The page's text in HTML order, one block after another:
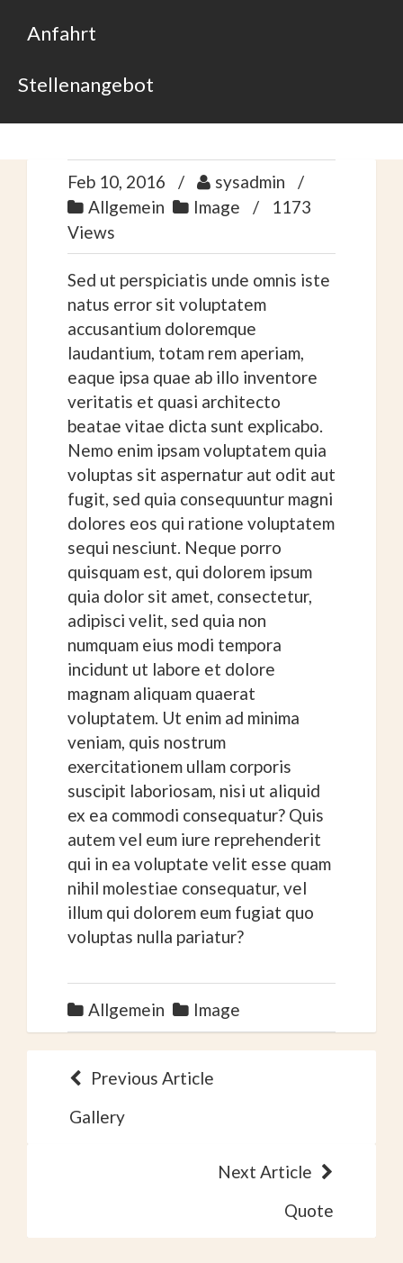
Anfahrt
Stellenangebot
Feb 10, 2016
sysadmin
Allgemein
Image
1173
Views
Sed ut perspiciatis unde omnis iste
natus error sit voluptatem
accusantium doloremque
laudantium, totam rem aperiam,
eaque ipsa quae ab illo inventore
veritatis et quasi architecto
beatae vitae dicta sunt explicabo.
Nemo enim ipsam voluptatem quia
voluptas sit aspernatur aut odit aut
fugit, sed quia consequuntur magni
dolores eos qui ratione voluptatem
sequi nesciunt. Neque porro
quisquam est, qui dolorem ipsum
quia dolor sit amet, consectetur,
adipisci velit, sed quia non
numquam eius modi tempora
incidunt ut labore et dolore
magnam aliquam quaerat
voluptatem. Ut enim ad minima
veniam, quis nostrum
exercitationem ullam corporis
suscipit laboriosam, nisi ut aliquid
ex ea commodi consequatur? Quis
autem vel eum iure reprehenderit
qui in ea voluptate velit esse quam
nihil molestiae consequatur, vel
illum qui dolorem eum fugiat quo
voluptas nulla pariatur?
Allgemein Image
Previous Article
Gallery
Next Article
Quote